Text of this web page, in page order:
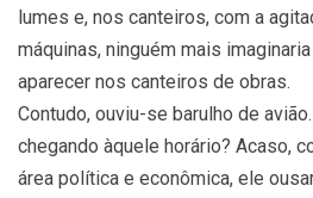
lumes e, nos canteiros, com a
máquinas, ninguém mais
aparecer nos canteiros de obras.
Contudo, ouviu-se barulho de
chegando àquele horário? Acaso,
área política e econômica, ele